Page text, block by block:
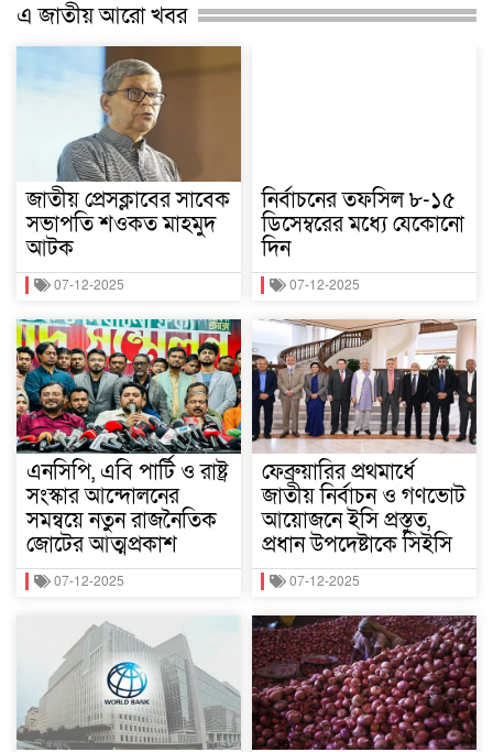
এ জাতীয় আরো খবর
জাতীয় প্রেসক্লাবের সাবেক
সভাপতি শওকত মাহমুদ
আটক
07-12-2025
এনসিপি, এবি পার্টি ও রাষ্ট্র
সংস্কার আন্দোলনের
সমন্বয়ে নতুন রাজনৈতিক
জোটের আত্মপ্রকাশ
07-12-2025
নির্বাচনের তফসিল ৮-১৫
ডিসেম্বরের মধ্যে যেকোনো
দিন
07-12-2025
ফেব্রুয়ারির প্রথমার্ধে
জাতীয় নির্বাচন ও গণভোট
আয়োজনে ইসি প্রস্তুত,
প্রধান উপদেষ্টাকে সিইসি
07-12-2025